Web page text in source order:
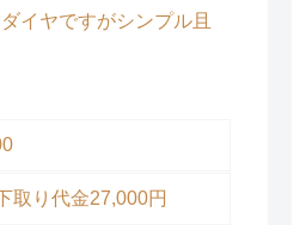
イヤですがシンプル且
取り代金27,000円